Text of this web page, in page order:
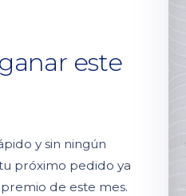
este
y sin ningún
próximo pedido ya
de este mes.